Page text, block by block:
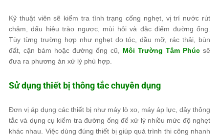
Kỹ thuật viên sẽ kiểm tra tình trạng cống nghẹt, vị trí nước rút
chậm, dấu hiệu trào ngược, mùi hôi và đặc điểm đường ống.
Tùy từng trường hợp như nghẹt do tóc, dầu mỡ, rác thải, bùn
đất, cặn bám hoặc đường ống cũ, Môi Trường Tâm Phúc sẽ
đưa ra phương án xử lý phù hợp.
Sử dụng thiết bị thông tắc chuyên dụng
Đơn vị áp dụng các thiết bị như máy lò xo, máy áp lực, dây thông
tắc và dụng cụ kiểm tra đường ống để xử lý nhiều mức độ nghẹt
khác nhau. Việc dùng đúng thiết bị giúp quá trình thi công nhanh